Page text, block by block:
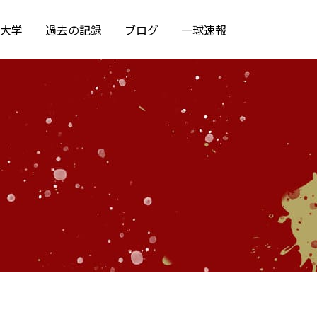
学 過去の記録 ブログ 一球速報